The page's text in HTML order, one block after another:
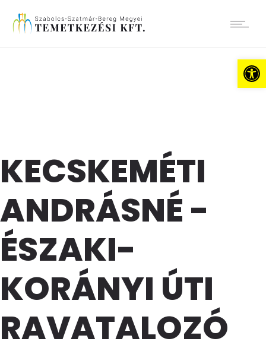
KECSKEMÉTI
ANDRÁSNÉ -
ÉSZAKI-
KORÁNYI ÚTI
RAVATALOZÓ